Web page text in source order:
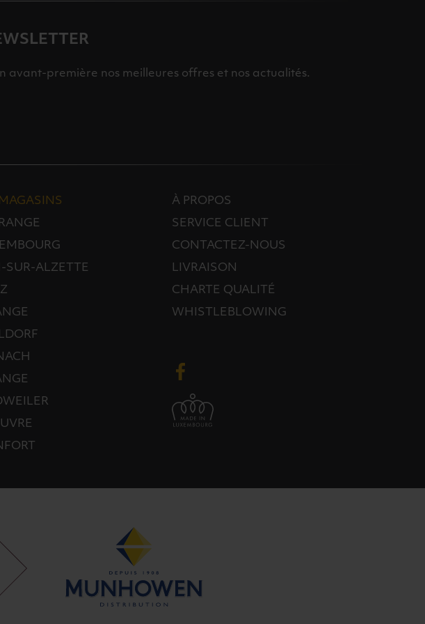
avant-première nos meilleures offres et nos actualités.
SUR-ALZETTE
À PROPOS
SERVICE CLIENT
CONTACTEZ-NOUS
LIVRAISON
CHARTE QUALITÉ
WHISTLEBLOWING